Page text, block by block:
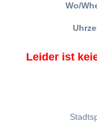
Wo/
Leider ist